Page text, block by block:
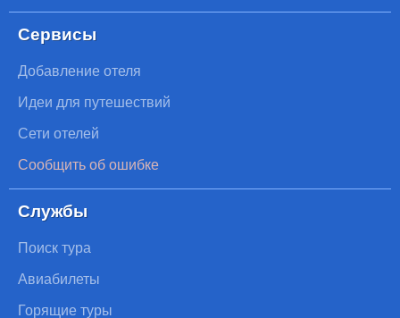
Сервисы
Добавление отеля
Идеи для путешествий
Сети отелей
Сообщить об ошибке
Службы
Поиск тура
Авиабилеты
Горящие туры